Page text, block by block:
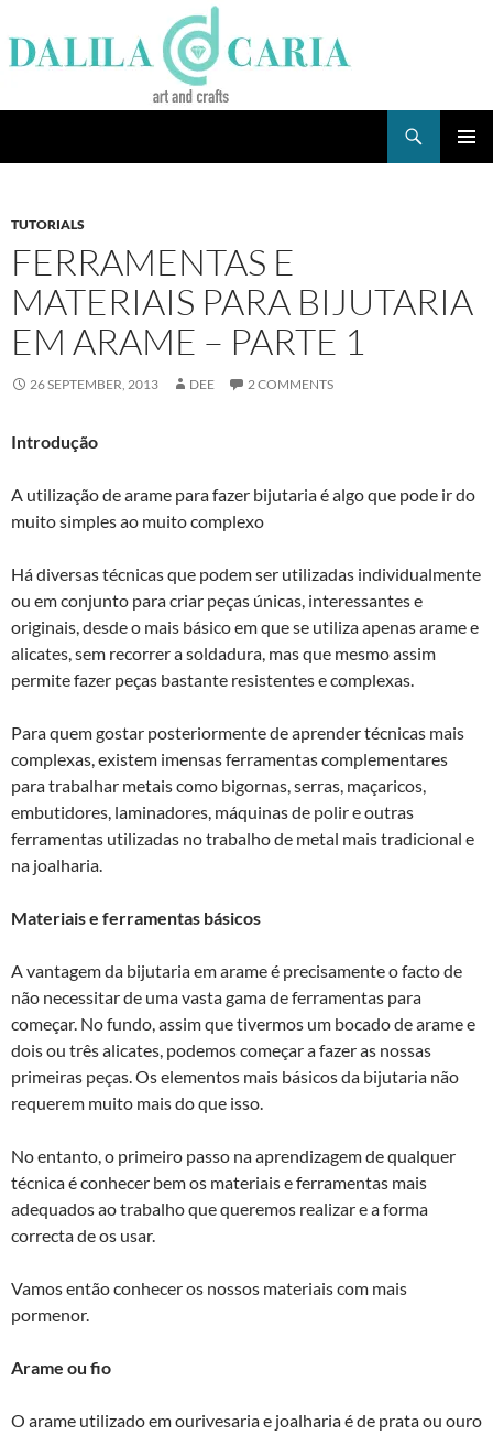
to
content
TUTORIALS
FERRAMENTAS E
MATERIAIS PARA BIJUTARIA
EM ARAME – PARTE 1
26 SEPTEMBER, 2013 DEE 2 COMMENTS
Introdução
A utilização de arame para fazer bijutaria é algo que pode ir do
muito simples ao muito complexo
Há diversas técnicas que podem ser utilizadas individualmente
ou em conjunto para criar peças únicas, interessantes e
originais, desde o mais básico em que se utiliza apenas arame e
alicates, sem recorrer a soldadura, mas que mesmo assim
permite fazer peças bastante resistentes e complexas.
Para quem gostar posteriormente de aprender técnicas mais
complexas, existem imensas ferramentas complementares
para trabalhar metais como bigornas, serras, maçaricos,
embutidores, laminadores, máquinas de polir e outras
ferramentas utilizadas no trabalho de metal mais tradicional e
na joalharia.
Materiais e ferramentas básicos
A vantagem da bijutaria em arame é precisamente o facto de
não necessitar de uma vasta gama de ferramentas para
começar. No fundo, assim que tivermos um bocado de arame e
dois ou três alicates, podemos começar a fazer as nossas
primeiras peças. Os elementos mais básicos da bijutaria não
requerem muito mais do que isso.
No entanto, o primeiro passo na aprendizagem de qualquer
técnica é conhecer bem os materiais e ferramentas mais
adequados ao trabalho que queremos realizar e a forma
correcta de os usar.
Vamos então conhecer os nossos materiais com mais
pormenor.
Arame ou fio
O arame utilizado em ourivesaria e joalharia é de prata ou ouro